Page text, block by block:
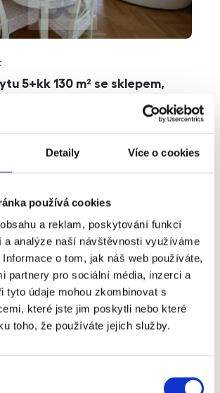
Detaily Více o cookies
používá cookies
a reklam, poskytování funkcí
a analýze naší návštěvnosti využíváme
o tom, jak náš web používáte,
partnery pro sociální média, inzerci a
tyto údaje mohou zkombinovat s
které jste jim poskytli nebo které
toho, že používáte jejich služby.
5+kk 130 m² se sklepem,
sklep výtah